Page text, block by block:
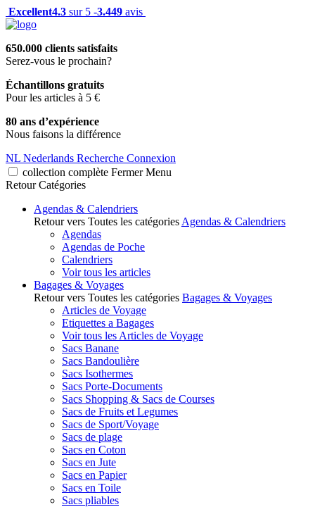
Excellent4.3 sur 5 -3.449 avis
650.000 clients satisfaits
Serez-vous le prochain?
Échantillons gratuits
Pour les articles à 5 €
80 ans d’expérience
Nous faisons la différence
NL Nederlands Recherche Connexion
collection complète Fermer Menu
Retour Catégories
Agendas & Calendriers
Retour vers Toutes les catégories Agendas & Calendriers
Agendas
Agendas de Poche
Calendriers
Voir tous les articles
Bagages & Voyages
Retour vers Toutes les catégories Bagages & Voyages
Articles de Voyage
Etiquettes a Bagages
Voir tous les Articles de Voyage
Sacs Banane
Sacs Bandoulière
Sacs Isothermes
Sacs Porte-Documents
Sacs Shopping & Sacs de Courses
Sacs de Fruits et Legumes
Sacs de Sport/Voyage
Sacs de plage
Sacs en Coton
Sacs en Jute
Sacs en Papier
Sacs en Toile
Sacs pliables